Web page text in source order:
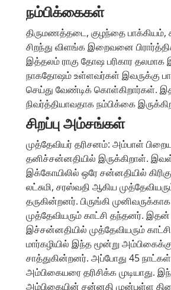
நம்பிக்கைகள்
திருமணத்தடை, குழந்தை பாக்கியம்,
சிறந்து விளங்க இறைவனை
இத்தலம் ராகு தோஷ பரிகார தலமாக
நாகதோஷம் உள்ளவர்கள் இவருக்கு
செய்து வேண்டிக் கொள்கிறார்கள்.
நிவர்த்தியாவதாக நம்பிக்கை
சிறப்பு அம்சங்கள்
முத்தேவியர் தரிசனம்: அம்பாள்
தனிச்சன்னதியில் இருக்கிறாள்.
இக்கோயிலில் ஒரே சன்னதியில்
லட்சுமி, சரஸ்வதி ஆகிய
தருகின்றனர். பிருங்கி
முத்தேவியரும் காட்சி தந்தனர். இதன்
இச்சன்னதியில் முத்தேவியரும்
மார்கழியில் இந்த மூன்று
சாத்துகின்றனர். அப்போது 45
அம்பிகையரை தரிசிக்க முடியாது.
அம்பிகையின் சன்னதி முன்புள்ள